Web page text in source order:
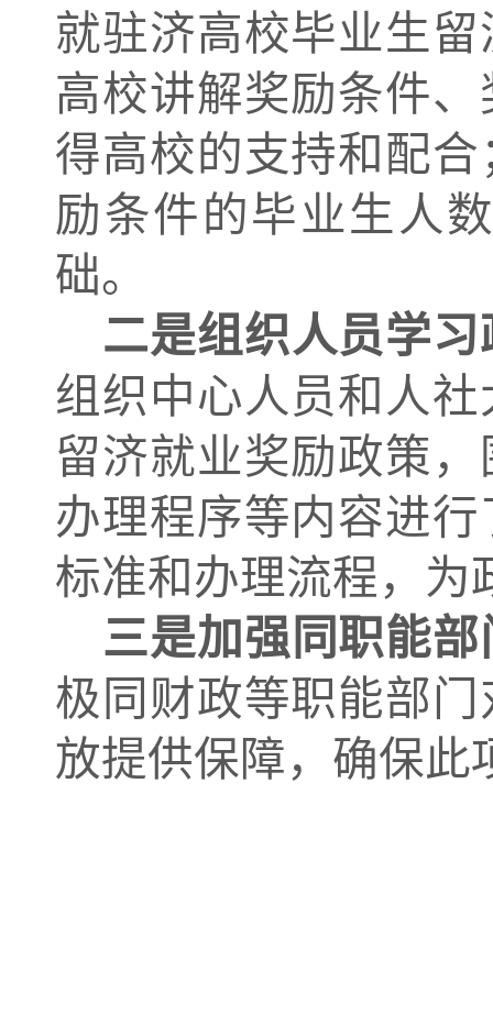
就驻济高校毕业生
高校讲解奖励条件
得高校的支持和配
励条件的毕业生人
础。
二是组织人员学
组织中心人员和人
留济就业奖励政策
办理程序等内容进
标准和办理流程，为
三是加强同职能
极同财政等职能部
放提供保障，确保此